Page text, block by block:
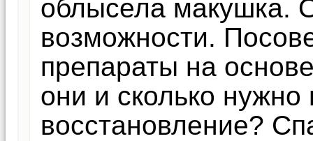
облысела макушка.
возможности.
препараты на
они и сколько
восстановление?